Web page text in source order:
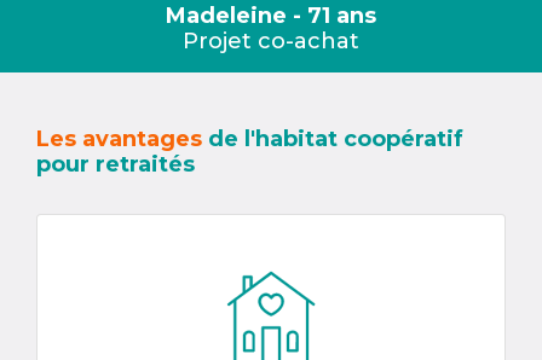
Madeleine - 71 ans
Projet co-achat
Les avantages de l'habitat coopératif
pour retraités